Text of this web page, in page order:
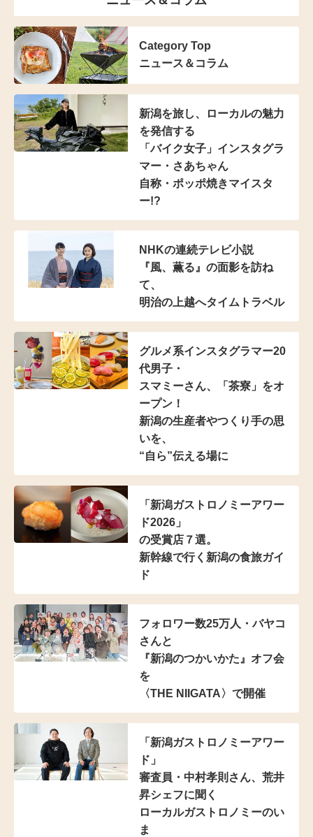
Category Top
ニュース＆コラム
新潟を旅し、
ローカルの魅力
を発信する
「バイク女子」インスタグラ
マー ・さあちゃん
自称・ポッポ焼きマイスタ
ー!?
NHKの連続テレビ小説
『風、薫る』の面影を訪ね
て、
明治の上越へタイムトラベル
グルメ系インスタグラマー20
代男子・
スマミーさん、「茶寮」をオ
ープン！
新潟の生産者やつくり手の思
いを、
“自ら”伝える場に
「新潟ガストロノミーアワー
ド2026」
の受賞店７選。
新幹線で行く新潟の食旅ガイ
ド
フォロワー数25万人・バヤコ
さんと
『新潟のつかいかた』オフ会
を
〈THE NIIGATA〉で開催
「新潟ガストロノミーアワー
ド」
審査員・中村孝則さん、 荒井
昇シェフに聞く
ローカルガストロノミーのい
ま